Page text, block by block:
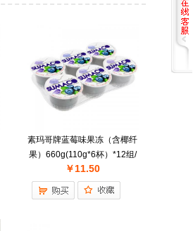
素玛哥牌蓝莓味果冻（含椰纤
果）660g(110g*6杯）*12组/
件
￥11.50